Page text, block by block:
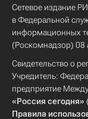
Сетевое издание
в Федеральной
информационных
(Роскомнадзор) 08
Свидетельство о
Учредитель:
предприятие
«Россия сегодня»
Правила